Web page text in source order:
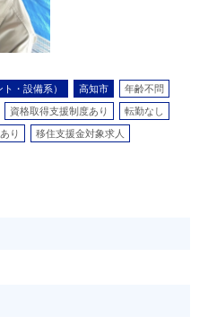
・設備系） 高知市 年齢不問
資格取得支援制度あり 転勤なし
り 移住支援金対象求人